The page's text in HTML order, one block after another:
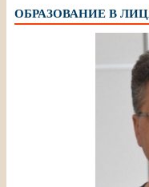
ОБРАЗОВАНИЕ В